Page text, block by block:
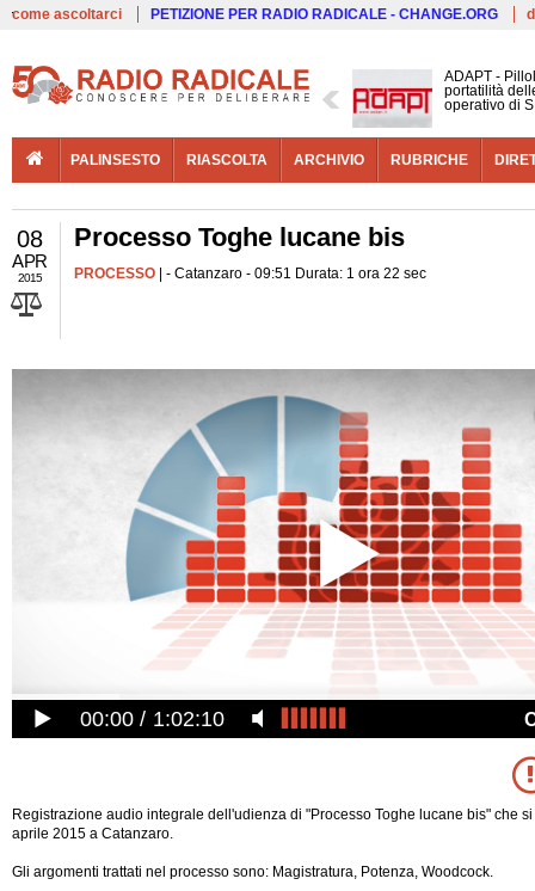
come ascoltarci PETIZIONE PER RADIO RADICALE - CHANGE.ORG
ADAPT -
portatilità
operativo di
PALINSESTO RIASCOLTA ARCHIVIO RUBRICHE
08
APR
2015
Processo Toghe lucane bis
PROCESSO | - Catanzaro - 09:51 Durata: 1 ora 22 sec
00:00 1:02:10
Registrazione audio integrale dell'udienza di "Processo Toghe lucane bis" che
aprile 2015 a Catanzaro.
Gli argomenti trattati nel processo sono: Magistratura, Potenza, Woodcock.